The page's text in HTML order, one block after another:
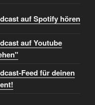
auf Spotify hören
auf Youtube
Feed für deinen